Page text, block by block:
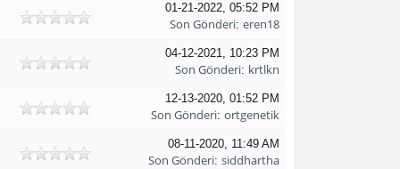
01-21-2022, 05:52 PM
Son Gönderi: eren18
04-12-2021, 10:23 PM
Son Gönderi: krtlkn
12-13-2020, 01:52 PM
Son Gönderi: ortgenetik
08-11-2020, 11:49 AM
Son Gönderi: siddhartha